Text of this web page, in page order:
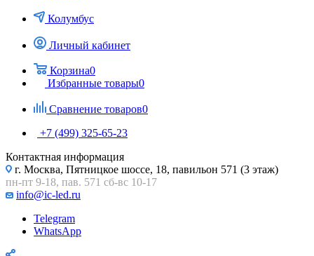
Колумбус
Личный кабинет
Корзина0
Избранные товары0
Сравнение товаров0
+7 (499) 325-65-23
Контактная информация
г. Москва, Пятницкое шоссе, 18, павильон 571 (3 этаж)
пн-пт 9-18, пав. 571 сб-вс 10-17
info@ic-led.ru
Telegram
WhatsApp